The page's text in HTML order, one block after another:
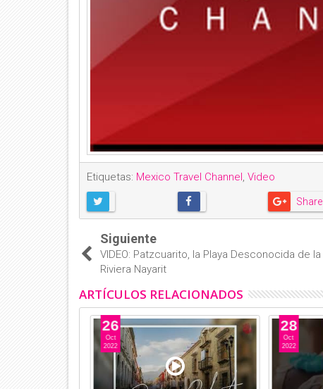
Etiquetas: Mexico Travel Channel, Video
Share
Siguiente
VIDEO: Patzcuarito, la Playa Desconocida de la
Riviera Nayarit
ARTÍCULOS RELACIONADOS
26
Oct
2022
28
Oct
2022